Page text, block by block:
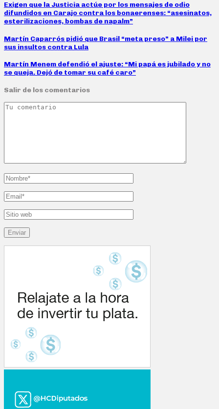
Exigen que la Justicia actúe por los mensajes de odio
difundidos en Carajo contra los bonaerenses: “asesinatos,
esterilizaciones, bombas de napalm”
Martín Caparrós pidió que Brasil “meta preso” a Milei por
sus insultos contra Lula
Martín Menem defendió el ajuste: “Mi papá es jubilado y no
se queja. Dejó de tomar su café caro”
Salir de los comentarios